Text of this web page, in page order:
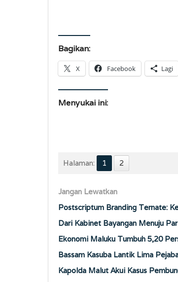
Bagikan:
X Facebook Lagi
Menyukai ini:
Halaman: 1 2
Jangan Lewatkan
Postscriptum Branding Ternate:
Dari Kabinet Bayangan Menuju
Ekonomi Maluku Tumbuh 5,20
Bassam Kasuba Lantik Lima
Kapolda Malut Akui Kasus